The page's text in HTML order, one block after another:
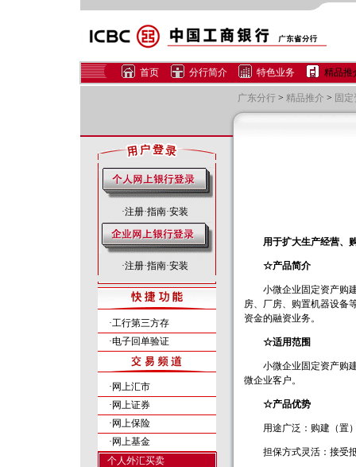
首页 分行简介 特色业务 精品推
广东分行 > 精品推介 > 固
·注册·指南·安装
·注册·指南·安装
·工行第三方存
·电子回单验证
·网上汇市
·网上证券
·网上保险
·网上基金
个人外汇买卖
用于扩大生产经营、
☆产品简介
小微企业固定资产购建
房、厂房、购置机器设备
资金的融资业务。
☆适用范围
小微企业固定资产购建
微企业客户。
☆产品优势
用途广泛：购建（置）
担保方式灵活：接受抵